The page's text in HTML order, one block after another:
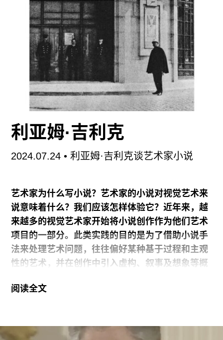
BANAHAW），并以此营造了一个隐喻舞台：在这
里，殖民冲突、祖先历史和乡土信仰预示着一个模
糊不定的未来。展览俏皮地体现了艺术家微妙到难
以捉摸的美学风格：影像作品《实现的源泉是否应
该用我们的眼睛来看》（
SHOULD THE SOURCE
OF FULFILLMENT BE SEEN WITH OUR
EYES，2024）中由鸟儿的啼啭和人类的喷嚏声组
成氛围音轨，玻璃纤维和乐器组成的巨石
为《受制的人》（HUMAN CONDITIONED
他作品。
其实我的教育背景是广告而不是艺术，这或许会让
人惊讶。虽然这两个学科一般不会关联在一起，但
我的这个背景其实对我回收利用各种材料的实践方
式的影响很大，因为广告的主
利亚姆·吉利克
2024.07.24• 利亚姆·吉利克谈艺术家小说
艺术家为什么写小说？艺术家的小说对视觉艺术来
说意味着什么？我们应该怎样体验它？近年来，越
来越多的视觉艺术家开始将小说创作作为他们艺术
项目的一部分。此类实践的目的是为了借助小说手
法来处理艺术问题，往往偏好某种基于过程和主观
性的艺术，并在创作中引入虚构、叙事及想象等概
的一种新的媒介。本文中，艺术家/研究者戴维·马
的交界点。
阅读全文